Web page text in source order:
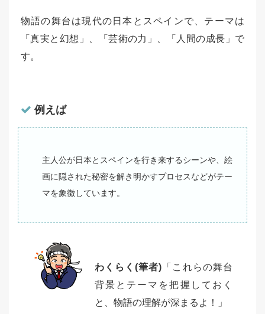
物語の舞台は現代の日本とスペインで、テーマは
「真実と幻想」、「芸術の力」、「人間の成長」で
す。
例えば
主人公が日本とスペインを行き来するシーンや、絵
画に隠された秘密を解き明かすプロセスなどがテー
マを象徴しています。
わくらく(筆者) 「これらの舞台
背景とテーマを把握しておく
と、物語の理解が深まるよ！」